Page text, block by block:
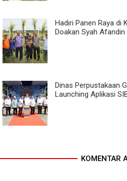
Hadiri Panen Raya di
Doakan Syah
Dinas Perpustakaan
Launching Aplikasi
KOMENTAR